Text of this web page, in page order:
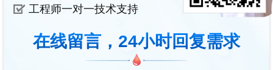
在线留言，24小时回复需求
工程师一对一技术支持